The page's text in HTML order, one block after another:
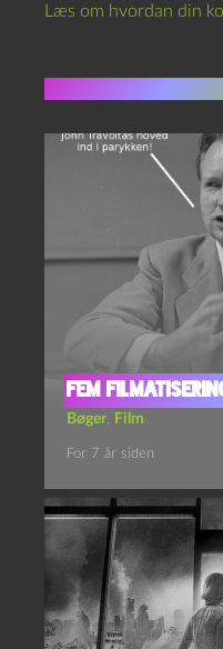
Læs om hvordan din
Fem
Bøger Film
For 7 år siden